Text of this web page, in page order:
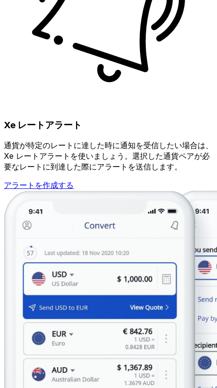
Xe レートアラート
通貨が特定のレートに達した時に通知を受信したい場合は、
Xe レートアラートを使いましょう。選択した通貨ペアが必
要なレートに到達した際にアラートを送信します。
アラートを作成する